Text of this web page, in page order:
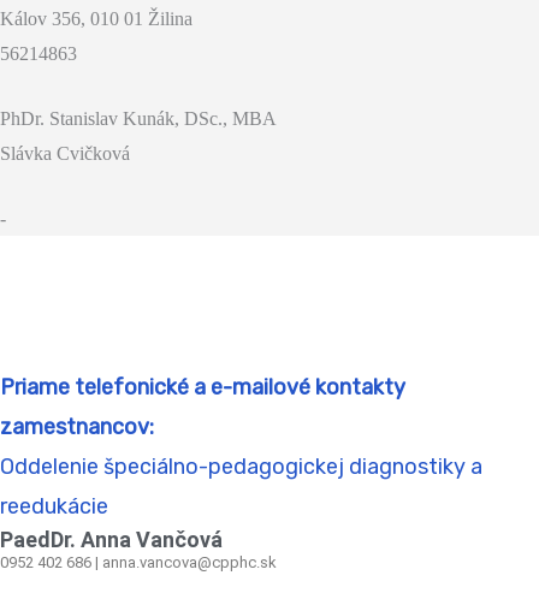
Kálov 356, 010 01 Žilina
56214863
PhDr. Stanislav Kunák, DSc., MBA
Slávka Cvičková
-
Priame telefonické a e-mailové kontakty
zamestnancov:
Oddelenie špeciálno-pedagogickej diagnostiky a
reedukácie
PaedDr. Anna Vančová
0952 402 686 | anna.vancova@cpphc.sk